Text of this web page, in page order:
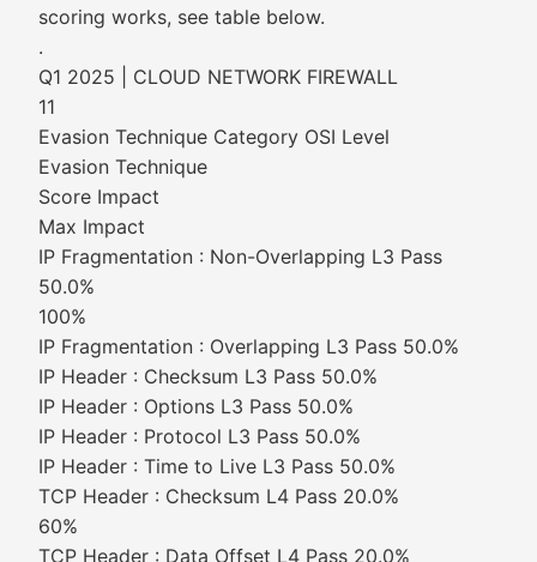
scoring works, see table below.
.
Q1 2025 | CLOUD NETWORK FIREWALL
11
Evasion Technique Category OSI Level
Evasion Technique
Score Impact
Max Impact
IP Fragmentation : Non-Overlapping L3 Pass
50.0%
100%
IP Fragmentation : Overlapping L3 Pass 50.0%
IP Header : Checksum L3 Pass 50.0%
IP Header : Options L3 Pass 50.0%
IP Header : Protocol L3 Pass 50.0%
IP Header : Time to Live L3 Pass 50.0%
TCP Header : Checksum L4 Pass 20.0%
60%
TCP Header : Data Offset L4 Pass 20.0%